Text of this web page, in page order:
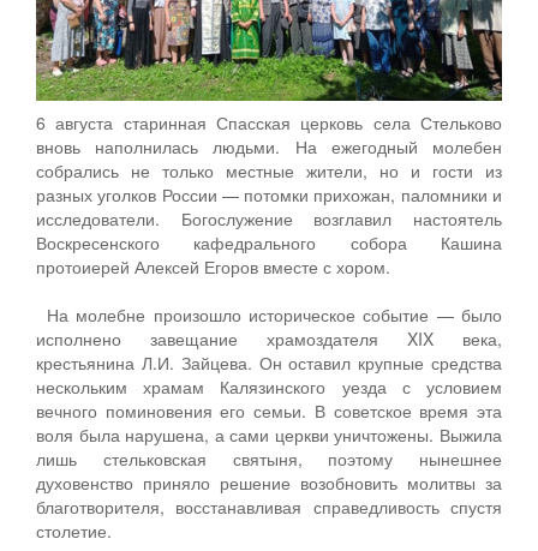
6 августа старинная Спасская церковь села Стельково
вновь наполнилась людьми. На ежегодный молебен
собрались не только местные жители, но и гости из
разных уголков России — потомки прихожан, паломники и
исследователи. Богослужение возглавил настоятель
Воскресенского кафедрального собора Кашина
протоиерей Алексей Егоров вместе с хором.
На молебне произошло историческое событие — было
исполнено завещание храмоздателя XIX века,
крестьянина Л.И. Зайцева. Он оставил крупные средства
нескольким храмам Калязинского уезда с условием
вечного поминовения его семьи. В советское время эта
воля была нарушена, а сами церкви уничтожены. Выжила
лишь стельковская святыня, поэтому нынешнее
духовенство приняло решение возобновить молитвы за
благотворителя, восстанавливая справедливость спустя
столетие.